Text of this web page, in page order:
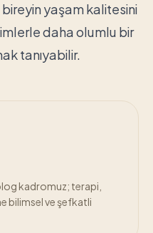
yaşam kalitesini
daha olumlu bir
tanıyabilir.
kadromuz; terapi,
bilimsel ve şefkatli